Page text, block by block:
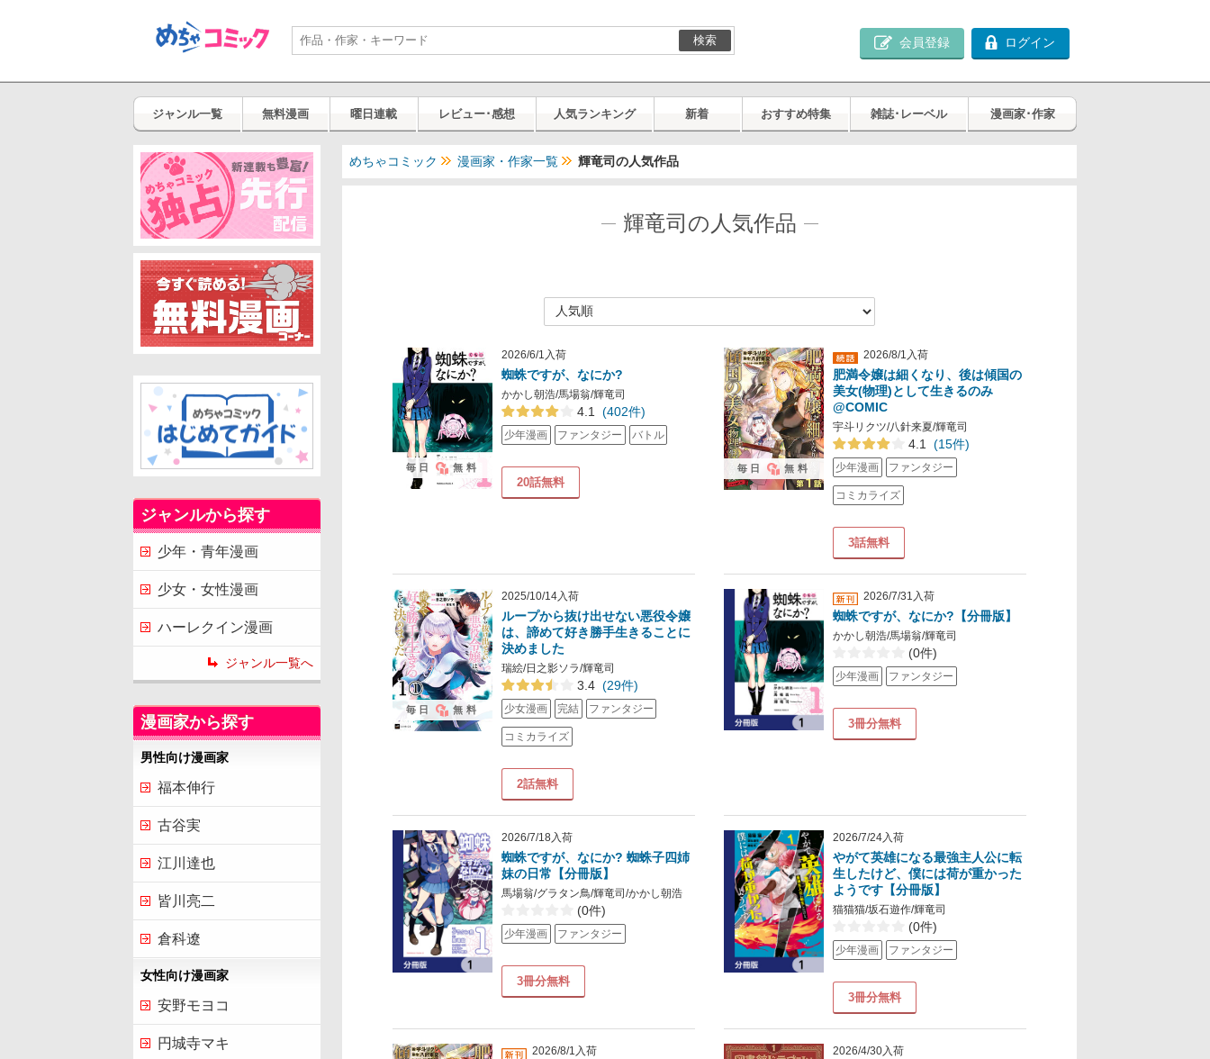
検索 会員登録 ログイン
ジャンル一覧 無料漫画 曜日連載 レビュー･感想 人気ランキング 新着 おすすめ特集 雑誌･レーベル 漫画家･作家
めちゃコミック 漫画家・作家一覧 輝竜司の人気作品
輝竜司の人気作品
2026/6/1入荷
蜘蛛ですが、なにか?
かかし朝浩/馬場翁/輝竜司
4.1 (402件)
少年漫画 ファンタジー バトル
20話無料
毎日 無料
2026/8/1入荷
肥満令嬢は細くなり、後は傾国の
美女(物理)として生きるのみ
@COMIC
宇斗リクツ/八針来夏/輝竜司
4.1 (15件)
少年漫画 ファンタジー
コミカライズ
3話無料
毎日 無料
2025/10/14入荷
ループから抜け出せない悪役令嬢
は、諦めて好き勝手生きることに
決めました
瑞絵/日之影ソラ/輝竜司
3.4 (29件)
少女漫画 完結 ファンタジー
コミカライズ
2話無料
毎日 無料
2026/7/31入荷
蜘蛛ですが、なにか?【分冊版】
かかし朝浩/馬場翁/輝竜司
(0件)
少年漫画 ファンタジー
3冊分無料
2026/7/18入荷
蜘蛛ですが、なにか? 蜘蛛子四姉
妹の日常【分冊版】
馬場翁/グラタン鳥/輝竜司/かかし朝浩
(0件)
少年漫画 ファンタジー
3冊分無料
2026/7/24入荷
やがて英雄になる最強主人公に転
生したけど、僕には荷が重かった
ようです【分冊版】
猫猫猫/坂石遊作/輝竜司
(0件)
少年漫画 ファンタジー
3冊分無料
2026/8/1入荷 2026/4/30入荷
ジャンルから探す
少年・青年漫画
少女・女性漫画
ハーレクイン漫画
ジャンル一覧へ
漫画家から探す
男性向け漫画家
福本伸行
古谷実
江川達也
皆川亮二
倉科遼
女性向け漫画家
安野モヨコ
円城寺マキ